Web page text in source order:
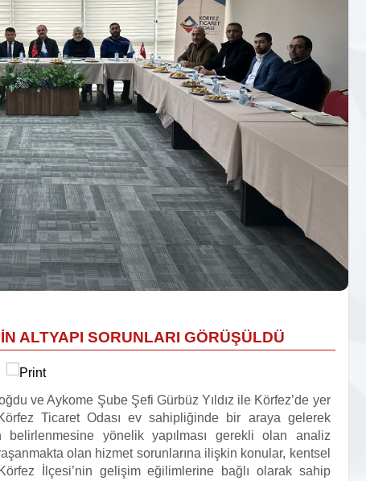
ALTYAPI SORUNLARI GÖRÜŞÜLDÜ
ve Aykome Şube Şefi Gürbüz Yıldız ile Körfez’de yer
Ticaret Odası ev sahipliğinde bir araya gelerek
belirlenmesine yönelik yapılması gerekli olan analiz
olan hizmet sorunlarına ilişkin konular, kentsel
İlçesi’nin gelişim eğilimlerine bağlı olarak sahip